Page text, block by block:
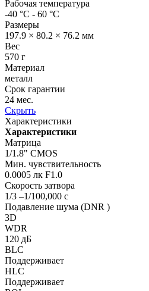
Рабочая температура
-40 °C - 60 °C
Размеры
197.9 × 80.2 × 76.2 мм
Вес
570 г
Материал
металл
Срок гарантии
24 мес.
Скрыть
Характеристики
Характеристики
Матрица
1/1.8" CMOS
Мин. чувствительность
0.0005 лк F1.0
Скорость затвора
1/3 –1/100,000 с
Подавление шума (DNR )
3D
WDR
120 дБ
BLC
Поддерживает
HLC
Поддерживает